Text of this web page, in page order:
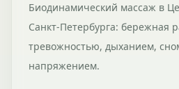
Биодинамический массаж в
Санкт-Петербурга: бережная
тревожностью, дыханием,
напряжением.